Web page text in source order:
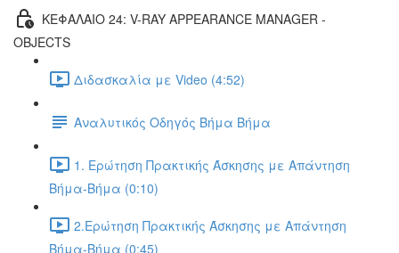
ΚΕΦΑΛΑΙΟ 24: V-RAY APPEARANCE MANAGER -
OBJECTS
Διδασκαλία με Video (4:52)
Αναλυτικός Οδηγός Βήμα Βήμα
1. Ερώτηση Πρακτικής Άσκησης με Απάντηση
Βήμα-Βήμα (0:10)
2.Ερώτηση Πρακτικής Άσκησης με Απάντηση
Βήμα-Βήμα (0:45)